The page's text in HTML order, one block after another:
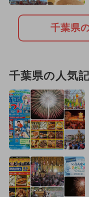
千葉県
千葉県の人気